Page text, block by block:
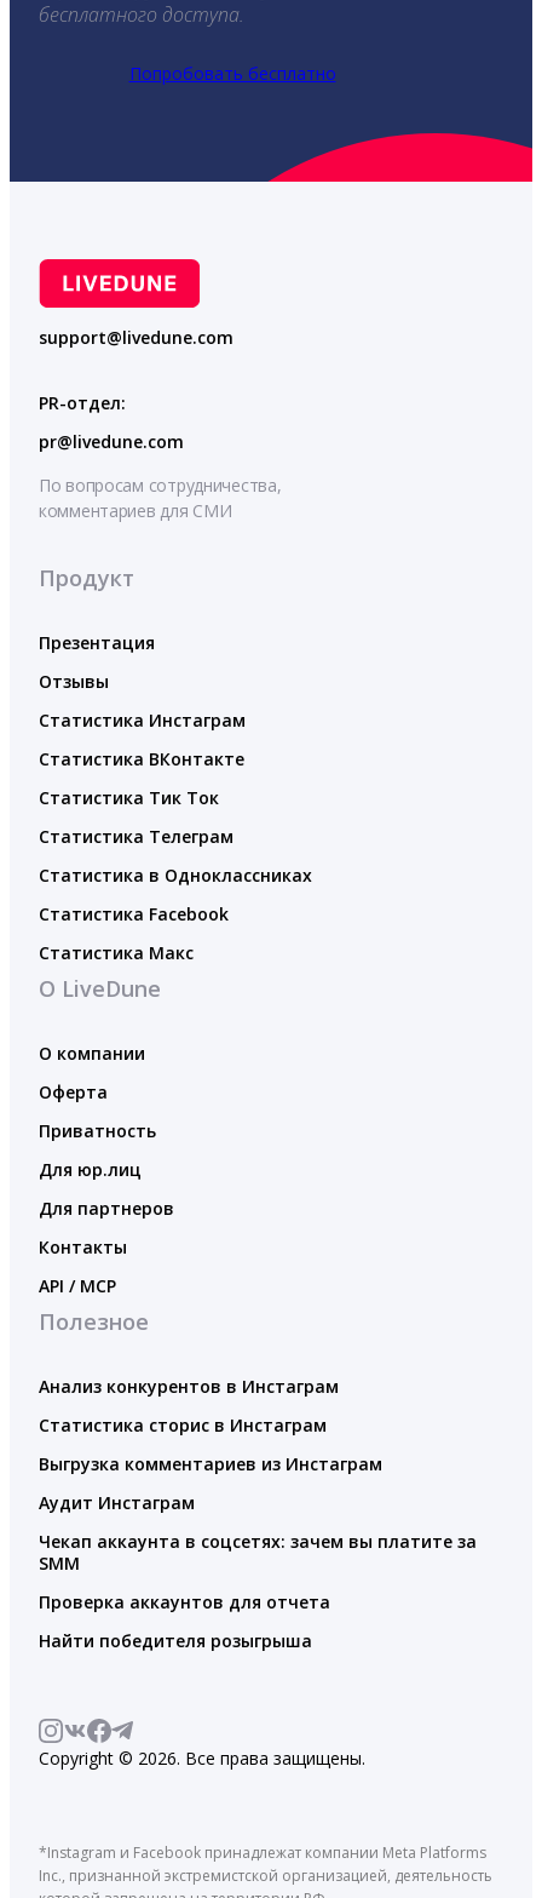
бесплатного доступа.
Попробовать бесплатно
support@livedune.com
PR-отдел:
pr@livedune.com
По вопросам сотрудничества,
комментариев для СМИ
Продукт
Презентация
Отзывы
Статистика Инстаграм
Статистика ВКонтакте
Статистика Тик Ток
Статистика Телеграм
Статистика в Одноклассниках
Статистика Facebook
Статистика Макс
О LiveDune
О компании
Оферта
Приватность
Для юр.лиц
Для партнеров
Контакты
API / MCP
Полезное
Анализ конкурентов в Инстаграм
Статистика сторис в Инстаграм
Выгрузка комментариев из Инстаграм
Аудит Инстаграм
Чекап аккаунта в соцсетях: зачем вы платите за
SMM
Проверка аккаунтов для отчета
Найти победителя розыгрыша
Copyright © 2026. Все права защищены.
*Instagram и Facebook принадлежат компании Meta Platforms
Inc., признанной экстремистской организацией, деятельность